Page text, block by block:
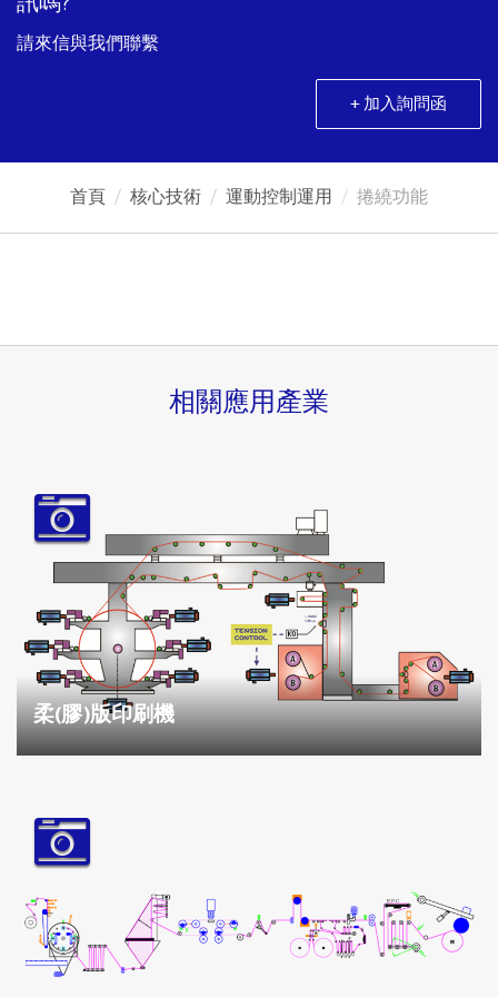
請來信與我們聯繫
+ 加入詢問函
首頁 核心技術 運動控制運用 捲繞功能
相關應用產業
柔(膠)版印刷機